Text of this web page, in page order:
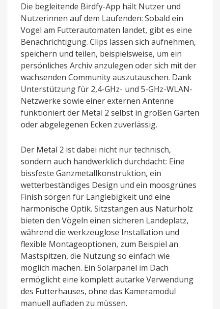
Die begleitende Birdfy-App hält Nutzer und
Nutzerinnen auf dem Laufenden: Sobald ein
Vogel am Futterautomaten landet, gibt es eine
Benachrichtigung. Clips lassen sich aufnehmen,
speichern und teilen, beispielsweise, um ein
persönliches Archiv anzulegen oder sich mit der
wachsenden Community auszutauschen. Dank
Unterstützung für 2,4-GHz- und 5-GHz-WLAN-
Netzwerke sowie einer externen Antenne
funktioniert der Metal 2 selbst in großen Gärten
oder abgelegenen Ecken zuverlässig.
Der Metal 2 ist dabei nicht nur technisch,
sondern auch handwerklich durchdacht: Eine
bissfeste Ganzmetallkonstruktion, ein
wetterbeständiges Design und ein moosgrünes
Finish sorgen für Langlebigkeit und eine
harmonische Optik. Sitzstangen aus Naturholz
bieten den Vögeln einen sicheren Landeplatz,
während die werkzeuglose Installation und
flexible Montageoptionen, zum Beispiel an
Mastspitzen, die Nutzung so einfach wie
möglich machen. Ein Solarpanel im Dach
ermöglicht eine komplett autarke Verwendung
des Futterhauses, ohne das Kameramodul
manuell aufladen zu müssen.